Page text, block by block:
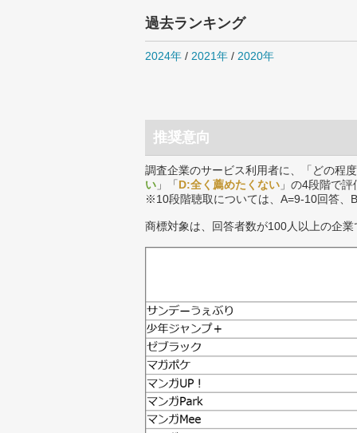
過去ランキング
2024年 / 2021年 / 2020年
推奨意向
調査企業のサービス利用者に、「どの程
い 」「D:全く薦めたくない 」の4段階で
※10段階聴取については、A=9-10回答、
商標対象は、回答者数が100人以上の企業